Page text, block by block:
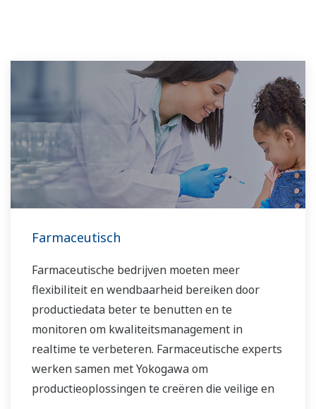
Farmaceutisch
Farmaceutische bedrijven moeten meer
flexibiliteit en wendbaarheid bereiken door
productiedata beter te benutten en te
monitoren om kwaliteitsmanagement in
realtime te verbeteren. Farmaceutische experts
werken samen met Yokogawa om
productieoplossingen te creëren die veilige en